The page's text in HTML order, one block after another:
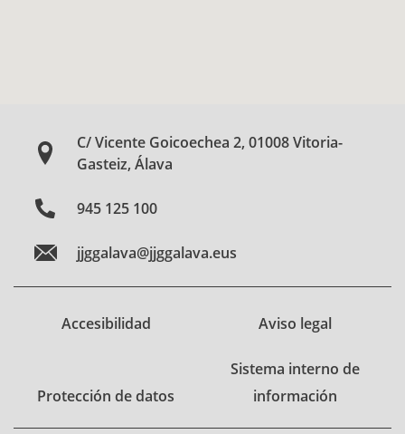
C/ Vicente Goicoechea 2, 01008 Vitoria-
Gasteiz, Álava
945 125 100
jjggalava@jjggalava.eus
Accesibilidad Aviso legal
Protección de datos
Sistema interno de
información